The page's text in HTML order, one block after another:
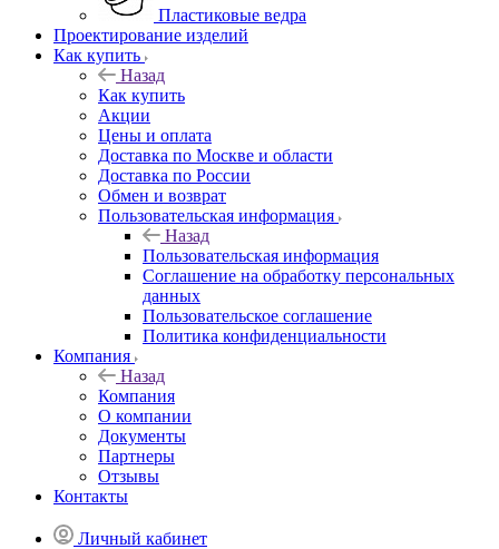
Пластиковые ведра
Проектирование изделий
Как купить
Назад
Как купить
Акции
Цены и оплата
Доставка по Москве и области
Доставка по России
Обмен и возврат
Пользовательская информация
Назад
Пользовательская информация
Соглашение на обработку персональных
данных
Пользовательское соглашение
Политика конфиденциальности
Компания
Назад
Компания
О компании
Документы
Партнеры
Отзывы
Контакты
Личный кабинет